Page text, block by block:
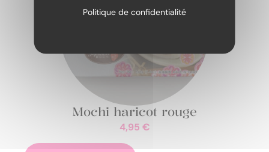
Mochi haricot rouge
4,95 €
Politique de confidentialité